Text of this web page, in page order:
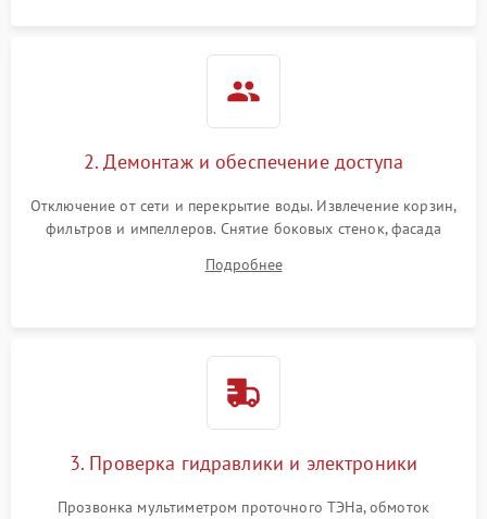
2. Демонтаж и обеспечение доступа
Отключение от сети и перекрытие воды. Извлечение корзин,
фильтров и импеллеров. Снятие боковых стенок, фасада
циркуляционному насосу, ТЭНу и сливной помпе.
Подробнее
3. Проверка гидравлики и электроники
Прозвонка мультиметром проточного ТЭНа, обмоток